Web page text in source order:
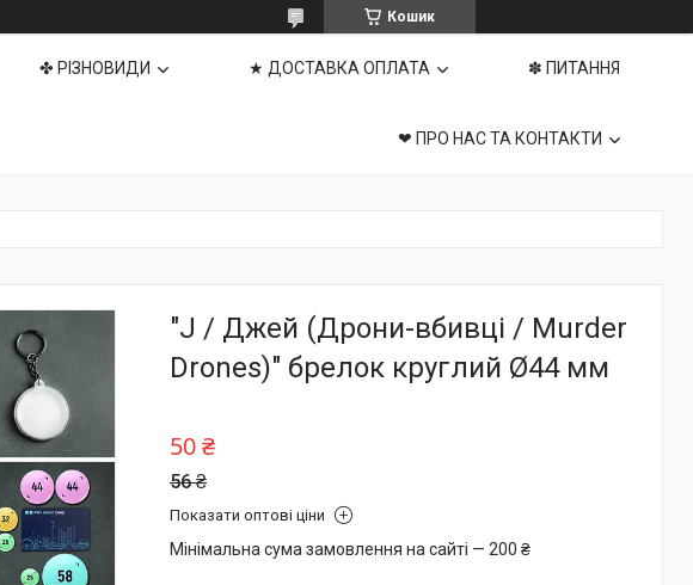
Кошик
✤ РІЗНОВИДИ ★ ДОСТАВКА ОПЛАТА ✽ ПИТАННЯ
❤ ПРО НАС ТА КОНТАКТИ
"J / Джей (Дрони-вбивці / Murder
Drones)" брелок круглий Ø44 мм
56 ₴
50 ₴
Показати оптові ціни
Мінімальна сума замовлення на сайті — 200 ₴